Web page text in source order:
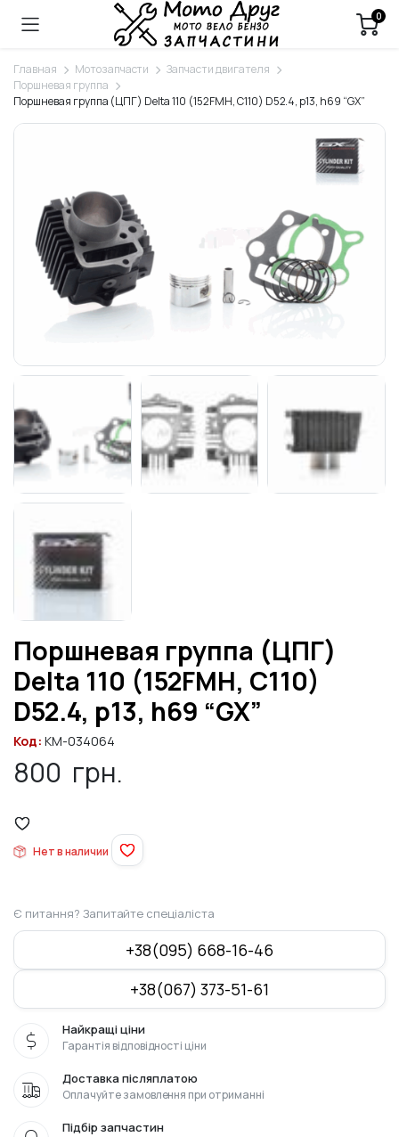
0
Главная Мотозапчасти
Запчасти двигателя
Поршневая группа
Поршневая группа (ЦПГ) Delta 110 (152FMH, C110) D52.4, p13, h69 “GX”
Поршневая группа (ЦПГ)
Delta 110 (152FMH, C110)
D52.4, p13, h69 “GX”
Код: KM-034064
800 грн.
Нет в наличии
Є питання? Запитайте спеціаліста
+38(095) 668-16-46
+38(067) 373-51-61
Найкращі ціни
Гарантія відповідності ціни
Доставка післяплатою
Оплачуйте замовлення при отриманні
Підбір запчастин